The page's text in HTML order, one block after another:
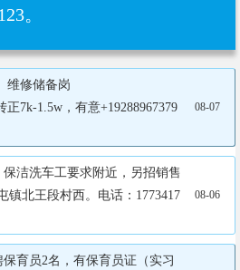
。
维修储备岗
7k-1.5w，有意+19288967379
08-07
洁洗车工要求附近，另招销售
镇北王段村西。电话：1773417
08-06
育员2名，有保育员证（实习